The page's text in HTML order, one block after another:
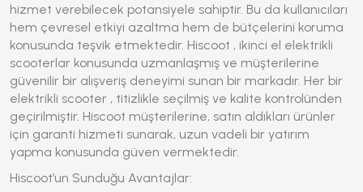
hizmet verebilecek potansiyele sahiptir. Bu da kullanıcıları
hem çevresel etkiyi azaltma hem de bütçelerini koruma
konusunda teşvik etmektedir. Hiscoot , ikinci el elektrikli
scooterlar konusunda uzmanlaşmış ve müşterilerine
güvenilir bir alışveriş deneyimi sunan bir markadır. Her bir
elektrikli scooter , titizlikle seçilmiş ve kalite kontrolünden
geçirilmiştir. Hiscoot müşterilerine, satın aldıkları ürünler
için garanti hizmeti sunarak, uzun vadeli bir yatırım
yapma konusunda güven vermektedir.
Hiscoot’un Sunduğu Avantajlar: